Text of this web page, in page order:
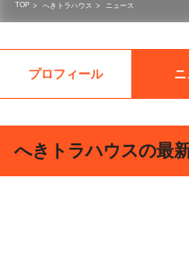
TOP > へきトラハウス > ニュース
プロフィール
へきトラハウスの最